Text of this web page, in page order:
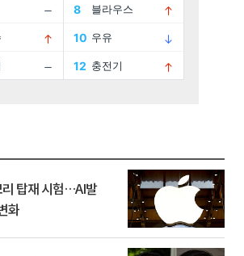
탑재 시험…AI발
화